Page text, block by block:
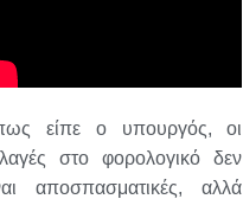
είπε ο υπουργός, οι
στο φορολογικό δεν
αποσπασματικές, αλλά